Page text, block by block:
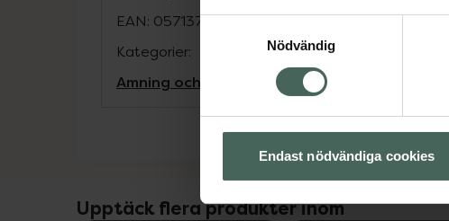
Samtyckesval
Nödvändig
Endast nödvändiga cookies
EAN: 05713795243082
Kategorier:
Amning och matning Barn och föräldrar
Upptäck flera produkter inom